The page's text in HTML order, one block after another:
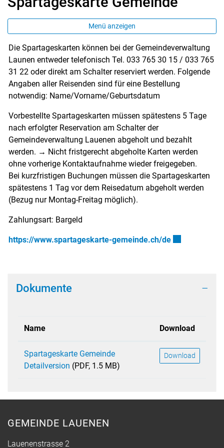
Menü anzeigen
Die Spartageskarten können bei der Gemeindeverwaltung
Launen entweder telefonisch Tel. 033 765 30 15 / 033 765
31 22 oder direkt am Schalter reserviert werden. Folgende
Angaben aller Reisenden sind für eine Bestellung
notwendig: Name/Vorname/Geburtsdatum
Vorbestellte Spartageskarten müssen spätestens 5 Tage
nach erfolgter Reservation am Schalter der
Gemeindeverwaltung Lauenen abgeholt und bezahlt
werden. → Nicht fristgerecht abgeholte Karten werden
ohne vorherige Kontaktaufnahme wieder freigegeben.
Bei kurzfristigen Buchungen müssen die Spartageskarten
spätestens 1 Tag vor dem Reisedatum abgeholt werden
(Bezug nur Montag-Freitag möglich).
Zahlungsart: Bargeld
https://www.spartageskarte-gemeinde.ch/deExterner Link
Zugehörige Objekte
Dokumente
Name Download
Spartageskarte Gemeinde
Detailversion (PDF, 1.5 MB)
Download
GEMEINDE LAUENEN
Lauenenstrasse 2